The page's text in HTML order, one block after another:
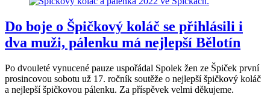
Do boje o Špičkový koláč se přihlásili i
dva muži, pálenku má nejlepší Bělotín
Po dvouleté vynucené pauze uspořádal Spolek žen ze Špiček první
prosincovou sobotu už 17. ročník soutěže o nejlepší špičkový koláč
a nejlepší špičkovou pálenku. Za příspěvek velmi děkujeme.